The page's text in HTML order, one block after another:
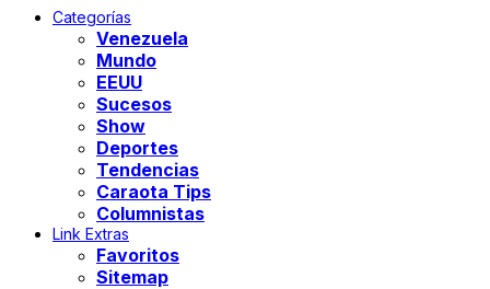
Categorías
Venezuela
Mundo
EEUU
Sucesos
Show
Deportes
Tendencias
Caraota Tips
Columnistas
Link Extras
Favoritos
Sitemap